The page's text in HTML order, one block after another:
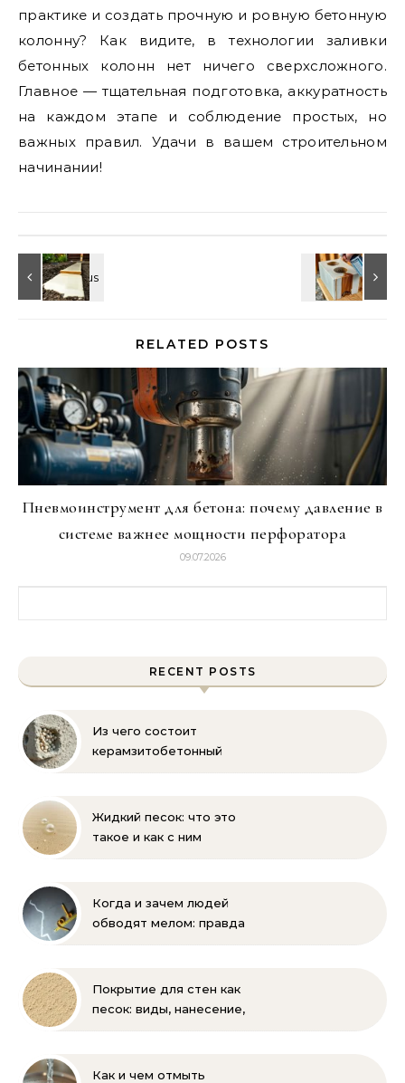
практике и создать прочную и ровную бетонную
колонну? Как видите, в технологии заливки
бетонных колонн нет ничего сверхсложного.
Главное — тщательная подготовка, аккуратность
на каждом этапе и соблюдение простых, но
важных правил. Удачи в вашем строительном
начинании!
RELATED POSTS
Пневмоинструмент для бетона: почему давление в
системе важнее мощности перфоратора
09.07.2026
RECENT POSTS
Из чего состоит
керамзитобетонный
Жидкий песок: что это
такое и как с ним
Когда и зачем людей
обводят мелом: правда
Покрытие для стен как
песок: виды, нанесение,
Как и чем отмыть